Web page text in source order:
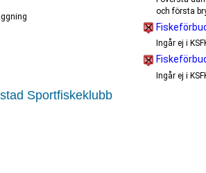
och första
Ingår ej i
Ingår ej i
Sportfiskeklubb